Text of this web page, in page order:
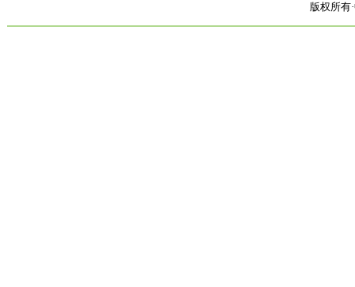
版权所有